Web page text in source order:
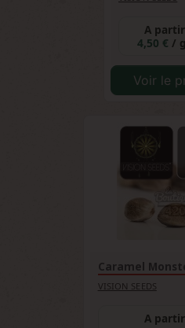
A
4,50 € /
Voir le
Caramel
VISION SEEDS
A